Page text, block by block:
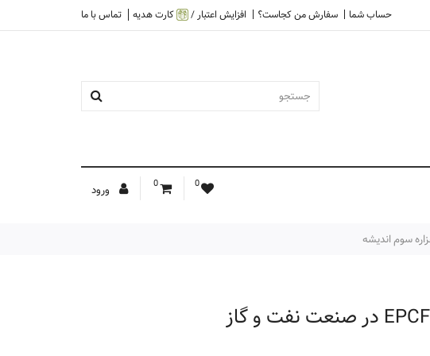
حساب شما سفارش من کجاست؟ افزایش اعتبار / کارت هدیه تماس با ما
0
0 ورود